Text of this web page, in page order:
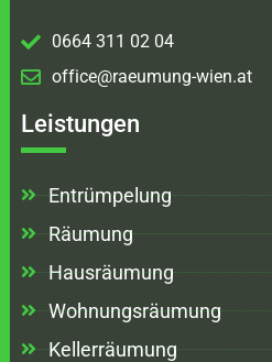
0664 311 02 04
office@raeumung-wien.at
Leistungen
Entrümpelung
Räumung
Hausräumung
Wohnungsräumung
Kellerräumung